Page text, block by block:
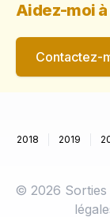
Aidez-moi
Contactez-
2018 2019
© 2026